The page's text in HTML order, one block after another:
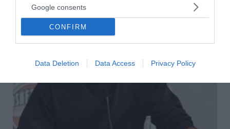
Google consents
CONFIRM
Data Deletion Data Access Privacy Policy